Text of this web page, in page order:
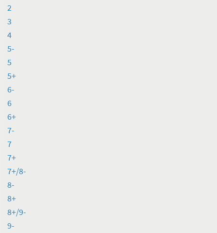
2
3
4
5-
5
5+
6-
6
6+
7-
7
7+
7+/8-
8-
8+
8+/9-
9-